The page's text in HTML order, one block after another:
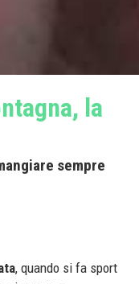
la
sempre
, quando si fa sport